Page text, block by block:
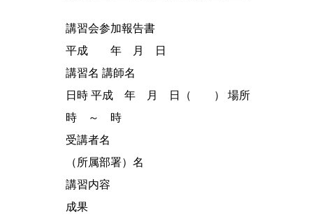
講習会参加報告書
平成 年 月 日
講習名 講師名
日時 平成 年 月 日（ ） 場所
時 ～ 時
受講者名
（所属部署）名
講習内容
成果